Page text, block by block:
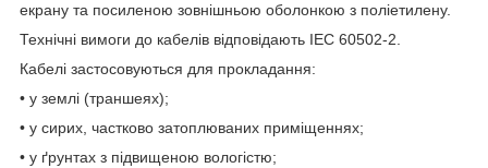
екрану та посиленою зовнішньою оболонкою з поліетилену.
Технічні вимоги до кабелів відповідають IEC 60502-2.
Кабелі застосовуються для прокладання:
• у землі (траншеях);
• у сирих, частково затоплюваних приміщеннях;
• у ґрунтах з підвищеною вологістю;